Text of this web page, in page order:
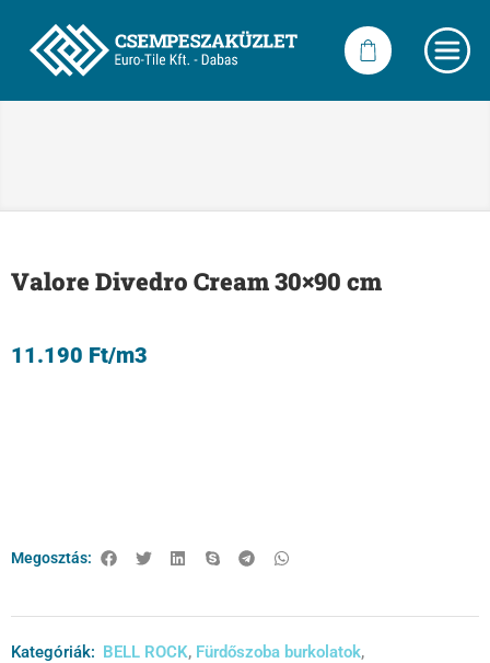
Valore Divedro Cream 30×90 cm
11.190 Ft/m3
Megosztás:
Kategóriák: BELL ROCK, Fürdőszoba burkolatok,